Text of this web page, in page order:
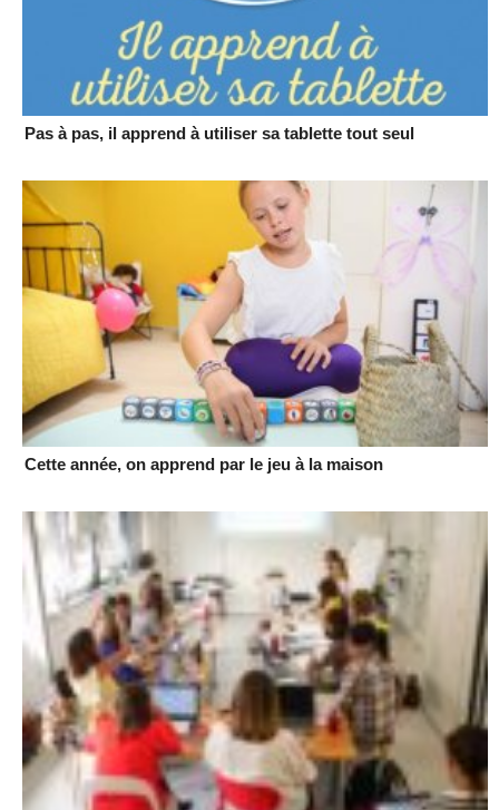
Pas à pas, il apprend à utiliser sa tablette tout seul
Cette année, on apprend par le jeu à la maison